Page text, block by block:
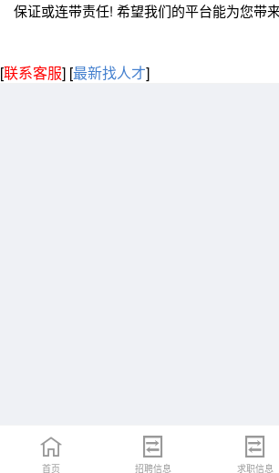
保证或连带责任! 希望我们的平台能为您带来
[联系客服] [最新找人才]
首页 招聘信息 求职信息